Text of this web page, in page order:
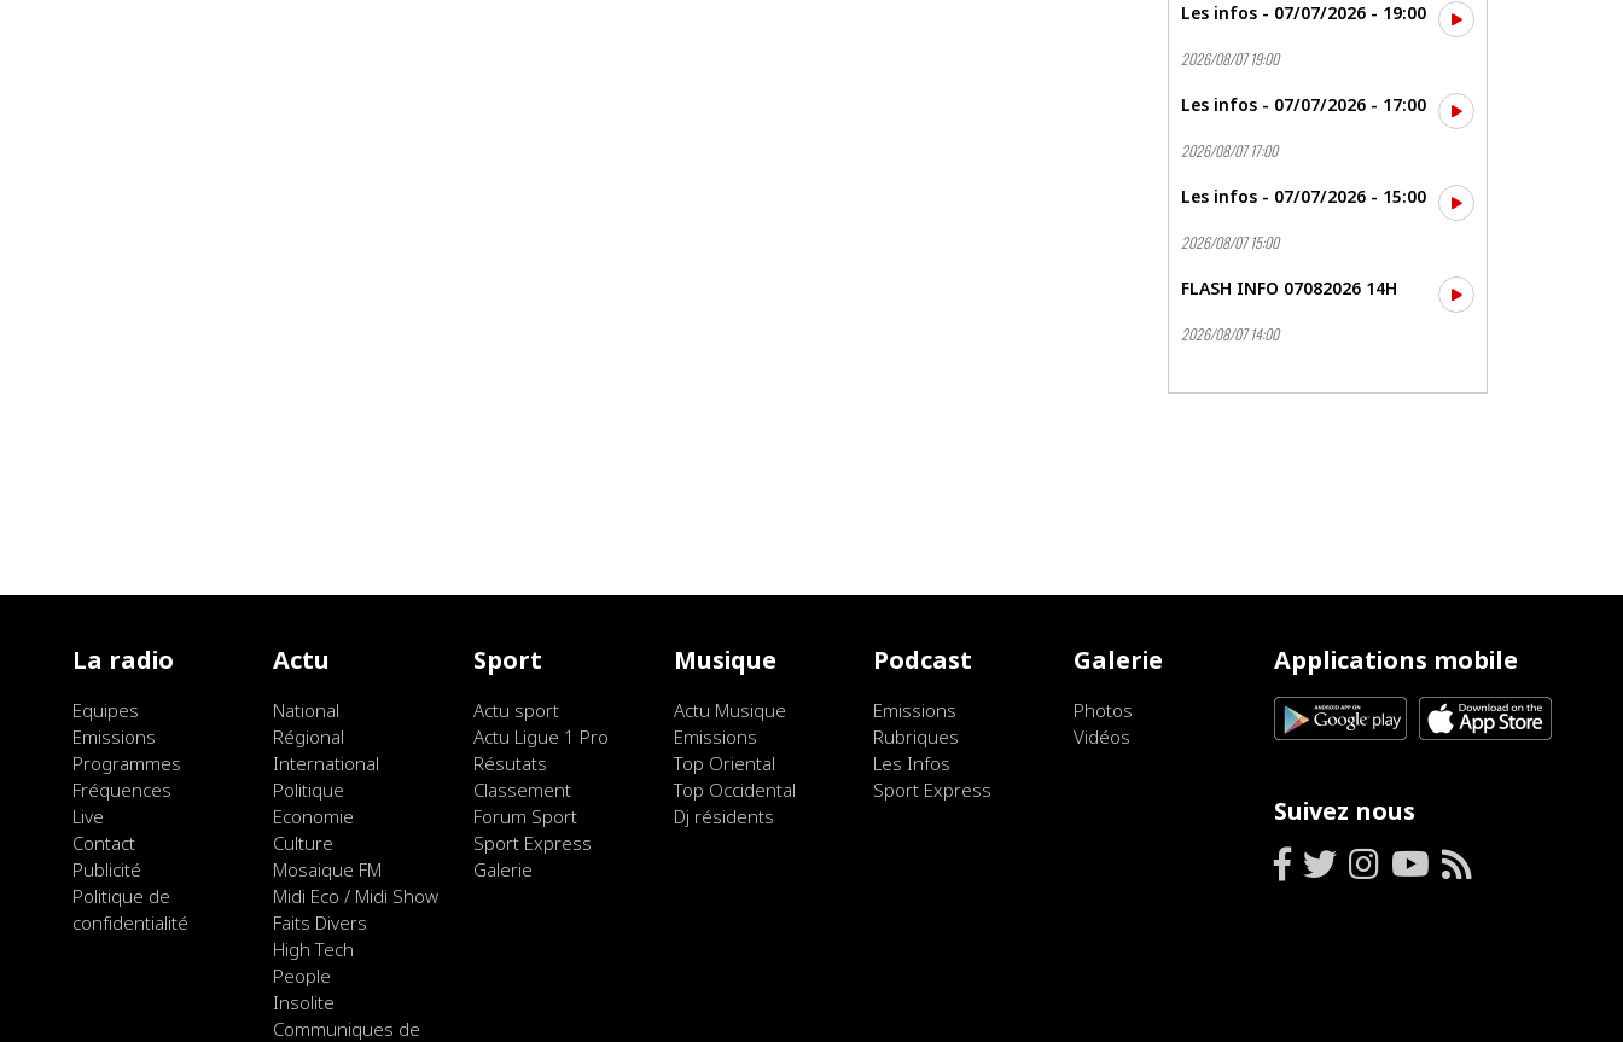
Les infos - 07/07/2026 - 19:00
2026/08/07 19:00
Les infos - 07/07/2026 - 17:00
2026/08/07 17:00
Les infos - 07/07/2026 - 15:00
2026/08/07 15:00
FLASH INFO 07082026 14H
2026/08/07 14:00
La radio
Equipes
Emissions
Programmes
Fréquences
Live
Contact
Publicité
Politique de
confidentialité
Actu
National
Régional
International
Politique
Economie
Culture
Mosaique FM
Midi Eco / Midi Show
Faits Divers
High Tech
People
Insolite
Communiques de
Sport
Actu sport
Actu Ligue 1 Pro
Résutats
Classement
Forum Sport
Sport Express
Galerie
Musique
Actu Musique
Emissions
Top Oriental
Top Occidental
Dj résidents
Podcast
Emissions
Rubriques
Les Infos
Sport Express
Galerie
Photos
Vidéos
Applications mobile
Suivez nous